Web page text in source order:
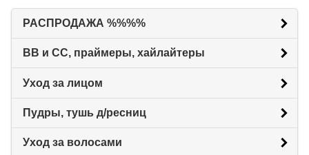
РАСПРОДАЖА %%%%
BB и CC, праймеры, хайлайтеры
Уход за лицом
Пудры, тушь д/ресниц
Уход за волосами